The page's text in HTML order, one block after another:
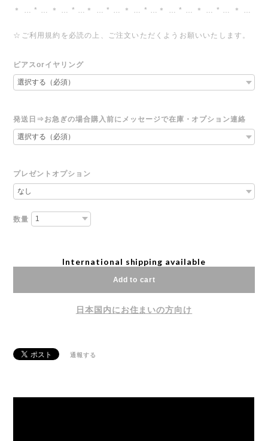
＊ … * … ＊ … * …＊ … * … ＊ … * …＊ … * … ＊ … * … ＊ …
☆ご利用規約を必読の上、ご注文いただくようお願いいたします。
ピアスorイヤリング
発送日⇒お急ぎの場合購入前にメッセージで在庫・オプション連絡
プレゼントオプション
数量
International shipping available
Add to cart
日本国内にお住まいの方向け
通報する